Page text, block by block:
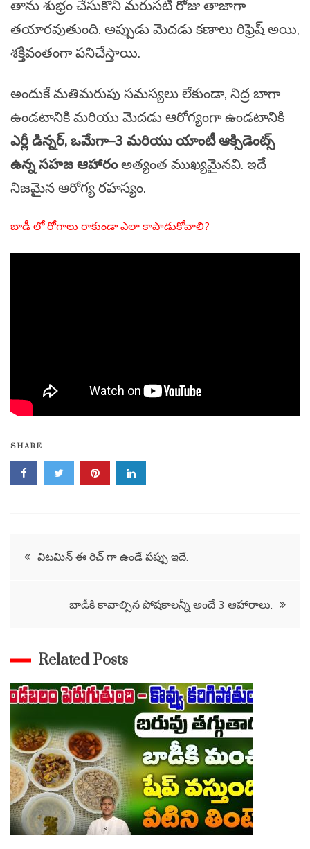
తాను శుభ్రం చేసుకొని మరుసటి రోజు తాజాగా
తయారవుతుంది. అప్పుడు మెదడు కణాలు రిఫ్రెష్ అయి,
శక్తివంతంగా పనిచేస్తాయి.
అందుకే మతిమరుపు సమస్యలు లేకుండా, నిద్ర బాగా
ఉండటానికి మరియు మెదడు ఆరోగ్యంగా ఉండటానికి
ఎర్లీ డిన్నర్, ఒమేగా–3 మరియు యాంటీ ఆక్సిడెంట్స్
ఉన్న సహజ ఆహారంఅత్యంత ముఖ్యమైనవి. ఇదే
నిజమైన ఆరోగ్య రహస్యం.
బాడీ లో రోగాలు రాకుండా ఎలా కాపాడుకోవాలి?
SHARE
Post
విటమిన్ ఈ రిచ్ గా ఉండే పప్పు ఇదే.
బాడీకి కావాల్సిన పోషకాలన్నీ అందే 3 ఆహారాలు.
Related Posts